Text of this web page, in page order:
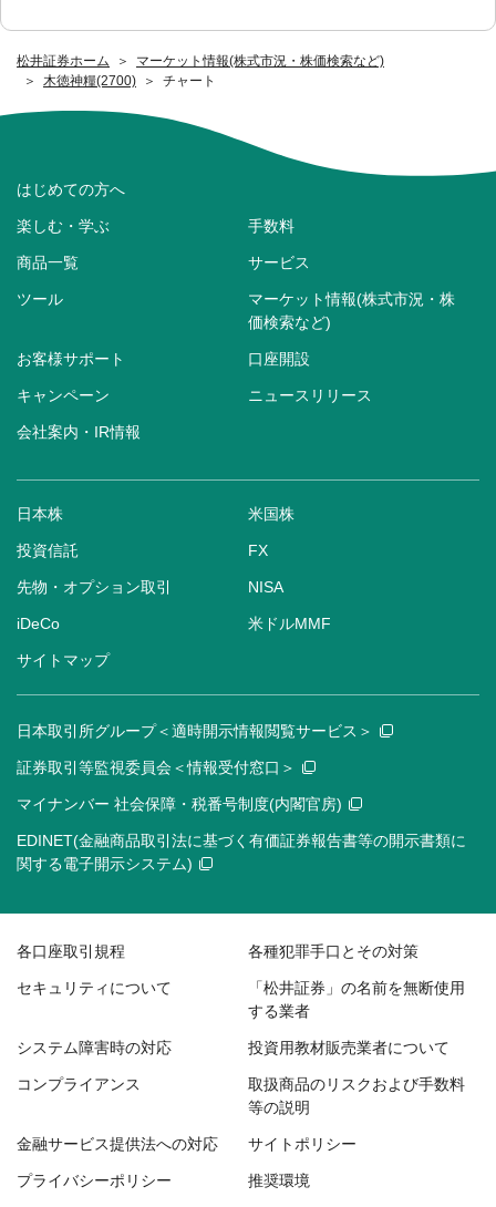
松井証券ホーム
マーケット情報(株式市況・株価検索など)
木徳神糧(2700)
チャート
はじめての方へ
楽しむ・学ぶ 手数料
商品一覧 サービス
ツール
マーケット情報(株式市況・株
価検索など)
お客様サポート 口座開設
キャンペーン ニュースリリース
会社案内・IR情報
日本株 米国株
投資信託 FX
先物・オプション取引 NISA
iDeCo 米ドルMMF
サイトマップ
日本取引所グループ＜適時開示情報閲覧サービス＞
証券取引等監視委員会＜情報受付窓口＞
マイナンバー 社会保障・税番号制度(内閣官房)
EDINET(金融商品取引法に基づく有価証券報告書等の開示書類に
関する電子開示システム)
各口座取引規程 各種犯罪手口とその対策
セキュリティについて
「松井証券」の名前を無断使用
する業者
システム障害時の対応 投資用教材販売業者について
コンプライアンス
取扱商品のリスクおよび手数料
等の説明
金融サービス提供法への対応 サイトポリシー
プライバシーポリシー 推奨環境